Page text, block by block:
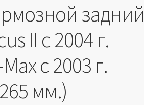
задний
II с 2004 г.
с 2003 г.
мм.)